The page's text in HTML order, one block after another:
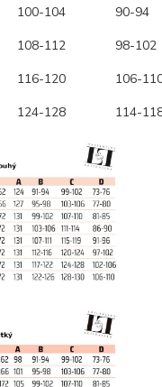
100-104
90-94
108-112
98-102
116-120
106-
124-128 114-